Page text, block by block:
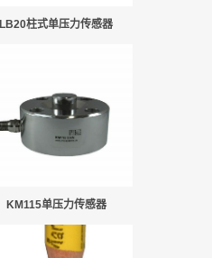
LB20柱式单压力传感器
KM115单压力传感器